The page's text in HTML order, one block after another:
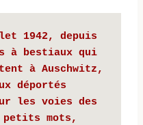
1942, depuis
à bestiaux qui
à Auschwitz,
déportés
les voies des
mots,